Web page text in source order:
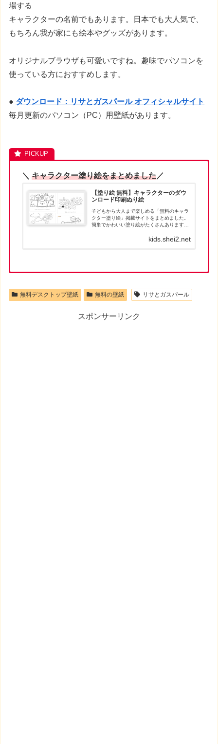
場する
キャラクターの名前でもあります。日本でも大人気で、
もちろん我が家にも絵本やグッズがあります。
オリジナルブラウザも可愛いですね。趣味でパソコンを
使っている方におすすめします。
● ダウンロード：リサとガスパール オフィシャルサイト
毎月更新のパソコン（PC）用壁紙があります。
＼キャラクター塗り絵をまとめました／
【塗り絵 無料】キャラクターのダウ
ンロード印刷ぬり絵
子どもから大人まで楽しめる「無料のキャラ
クター塗り絵」掲載サイトをまとめました。
簡単でかわいい塗り絵がたくさんあります。
でダウンロードして、印刷して遊んでくださ
kids.shei2.net
無料デスクトップ壁紙 無料の壁紙 リサとガスパール
スポンサーリンク